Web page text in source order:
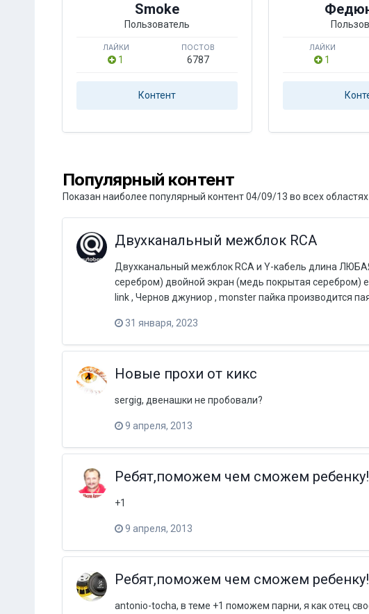
Smoke
Пользователь
ЛАЙКИ
1
ПОСТОВ
6787
Контент
ЛАЙКИ
1
Популярный контент
Показан наиболее популярный контент 04/09/13 во всех областях
Двухканальный межблок RCA
Двухканальный межблок RCA и Y-кабель длина
серебром) двойной экран (медь покрытая серебром)
link , Чернов джуниор , monster пайка производится
31 января, 2023
Новые прохи от кикс
sergig, двенашки не пробовали?
9 апреля, 2013
Ребят,поможем чем сможем
+1
9 апреля, 2013
Ребят,поможем чем сможем
antonio-tocha, в теме +1 поможем парни, я как отец